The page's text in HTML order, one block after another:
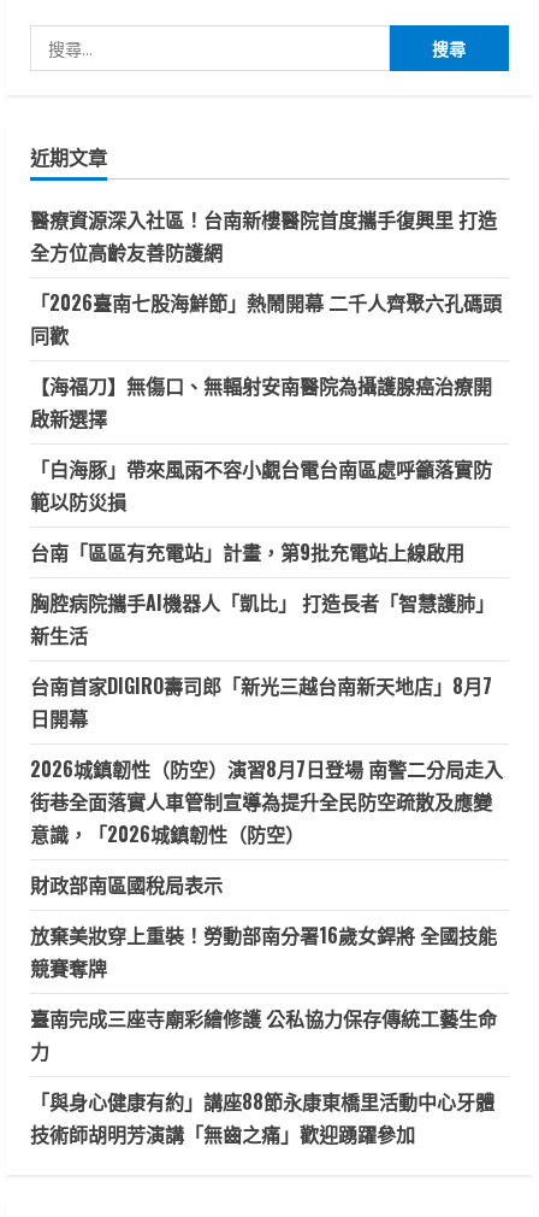
尋
字:
近期文章
醫療資源深入社區！台南新樓醫院首度攜手復興里 打造
全方位高齡友善防護網
「2026臺南七股海鮮節」熱鬧開幕 二千人齊聚六孔碼頭
同歡
【海福刀】無傷口、無輻射安南醫院為攝護腺癌治療開
啟新選擇
「白海豚」帶來風雨不容小覷台電台南區處呼籲落實防
範以防災損
台南「區區有充電站」計畫，第9批充電站上線啟用
胸腔病院攜手AI機器人「凱比」 打造長者「智慧護肺」
新生活
台南首家DIGIRO壽司郎「新光三越台南新天地店」8月7
日開幕
2026城鎮韌性（防空）演習8月7日登場 南警二分局走入
街巷全面落實人車管制宣導為提升全民防空疏散及應變
意識，「2026城鎮韌性（防空）
財政部南區國稅局表示
放棄美妝穿上重裝！勞動部南分署16歲女銲將 全國技能
競賽奪牌
臺南完成三座寺廟彩繪修護 公私協力保存傳統工藝生命
力
「與身心健康有約」講座88節永康東橋里活動中心牙體
技術師胡明芳演講「無齒之痛」歡迎踴躍參加